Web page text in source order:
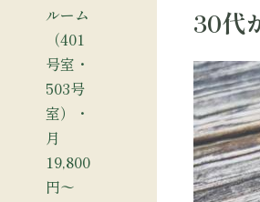
30代